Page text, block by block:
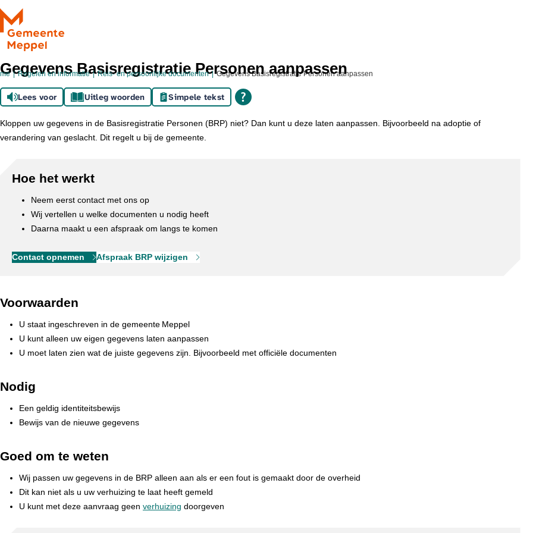
Ga naar de inhoud
Regelen en informatie Reis- en persoonlijke documenten Gegevens Basisregistratie Personen aanpassen
Gegevens Basisregistratie Personen aanpassen
Lees voor Uitleg woorden Simpele tekst
Kloppen uw gegevens in de Basisregistratie Personen (BRP) niet? Dan kunt u deze laten aanpassen. Bijvoorbeeld na adoptie of
verandering van geslacht. Dit regelt u bij de gemeente.
Hoe het werkt
Neem eerst contact met ons op
Wij vertellen u welke documenten u nodig heeft
Daarna maakt u een afspraak om langs te komen
Contact opnemen Afspraak BRP wijzigen
Voorwaarden
U staat ingeschreven in de gemeente Meppel
U kunt alleen uw eigen gegevens laten aanpassen
U moet laten zien wat de juiste gegevens zijn. Bijvoorbeeld met officiële documenten
Nodig
Een geldig identiteitsbewijs
Bewijs van de nieuwe gegevens
Goed om te weten
Wij passen uw gegevens in de BRP alleen aan als er een fout is gemaakt door de overheid
Dit kan niet als u uw verhuizing te laat heeft gemeld
U kunt met deze aanvraag geen verhuizing doorgeven